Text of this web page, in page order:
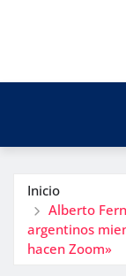
Inicio
Alberto
argentinos
hacen Zoom»